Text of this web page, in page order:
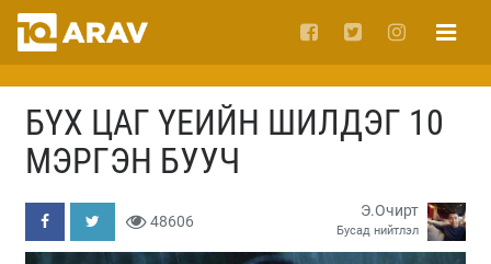
БҮХ ЦАГ ҮЕИЙН ШИЛДЭГ 10
МЭРГЭН БУУЧ
48606
Э.Очирт
Бусад нийтлэл